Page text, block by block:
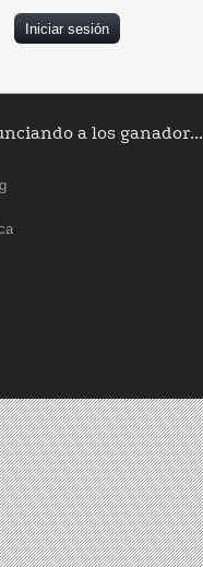
a los ganador...